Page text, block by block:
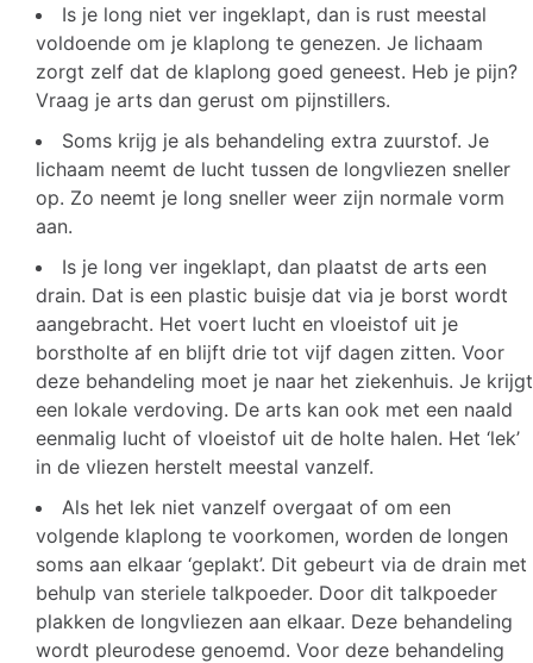
Is je long niet ver ingeklapt, dan is rust meestal
voldoende om je klaplong te genezen. Je lichaam
zorgt zelf dat de klaplong goed geneest. Heb je pijn?
Vraag je arts dan gerust om pijnstillers.
Soms krijg je als behandeling extra zuurstof. Je
lichaam neemt de lucht tussen de longvliezen sneller
op. Zo neemt je long sneller weer zijn normale vorm
aan.
Is je long ver ingeklapt, dan plaatst de arts een
drain. Dat is een plastic buisje dat via je borst wordt
aangebracht. Het voert lucht en vloeistof uit je
borstholte af en blijft drie tot vijf dagen zitten. Voor
deze behandeling moet je naar het ziekenhuis. Je krijgt
een lokale verdoving. De arts kan ook met een naald
eenmalig lucht of vloeistof uit de holte halen. Het ‘lek’
in de vliezen herstelt meestal vanzelf.
Als het lek niet vanzelf overgaat of om een
volgende klaplong te voorkomen, worden de longen
soms aan elkaar ‘geplakt’. Dit gebeurt via de drain met
behulp van steriele talkpoeder. Door dit talkpoeder
plakken de longvliezen aan elkaar. Deze behandeling
wordt pleurodese genoemd. Voor deze behandeling